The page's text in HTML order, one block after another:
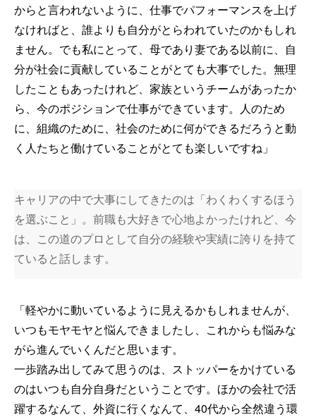
からと言われないように、仕事でパフォーマンスを上げ
なければと、誰よりも自分がとらわれていたのかもしれ
ません。でも私にとって、母であり妻である以前に、自
分が社会に貢献していることがとても大事でした。無理
したこともあったけれど、家族というチームがあったか
ら、今のポジションで仕事ができています。人のため
に、組織のために、社会のために何ができるだろうと動
く人たちと働けていることがとても楽しいですね」
キャリアの中で大事にしてきたのは「わくわくするほう
を選ぶこと」。前職も大好きで心地よかったけれど、今
は、この道のプロとして自分の経験や実績に誇りを持て
ていると話します。
「軽やかに動いているように見えるかもしれませんが、
いつもモヤモヤと悩んできましたし、これからも悩みな
がら進んでいくんだと思います。
一歩踏み出してみて思うのは、ストッパーをかけている
のはいつも自分自身だということです。ほかの会社で活
躍するなんて、外資に行くなんて、40代から全然違う環